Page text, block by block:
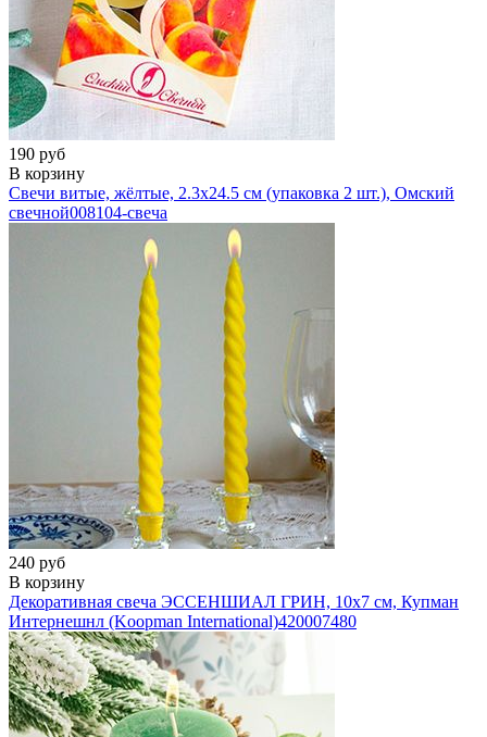
190 руб
В корзину
Свечи витые, жёлтые, 2.3х24.5 см (упаковка 2 шт.), Омский
свечной008104-свеча
240 руб
В корзину
Декоративная свеча ЭССЕНШИАЛ ГРИН, 10х7 см, Купман
Интернешнл (Koopman International)420007480